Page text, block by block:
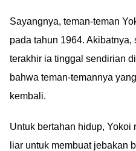
implikasinya
pengguna
sosial.
Sayangnya, teman-teman
pada tahun 1964.
terakhir ia tinggal sendirian
bahwa teman-temannya
kembali.
Untuk bertahan hidup,
liar untuk membuat jebakan